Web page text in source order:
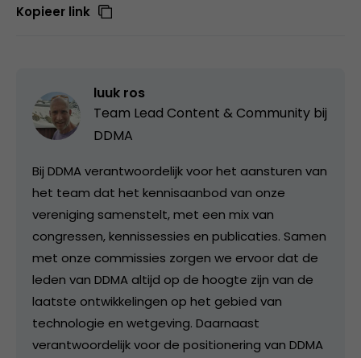
Kopieer link
luuk ros
Team Lead Content & Community bij
DDMA
Bij DDMA verantwoordelijk voor het aansturen van
het team dat het kennisaanbod van onze
vereniging samenstelt, met een mix van
congressen, kennissessies en publicaties. Samen
met onze commissies zorgen we ervoor dat de
leden van DDMA altijd op de hoogte zijn van de
laatste ontwikkelingen op het gebied van
technologie en wetgeving. Daarnaast
verantwoordelijk voor de positionering van DDMA